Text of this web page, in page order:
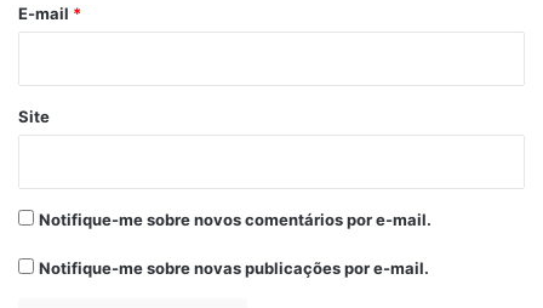
*
E-mail *
Site
Notifique-me sobre novos comentários por e-mail.
Notifique-me sobre novas publicações por e-mail.